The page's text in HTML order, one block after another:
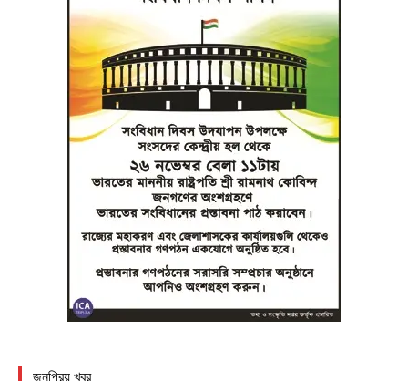
জনপ্রিয় খবর